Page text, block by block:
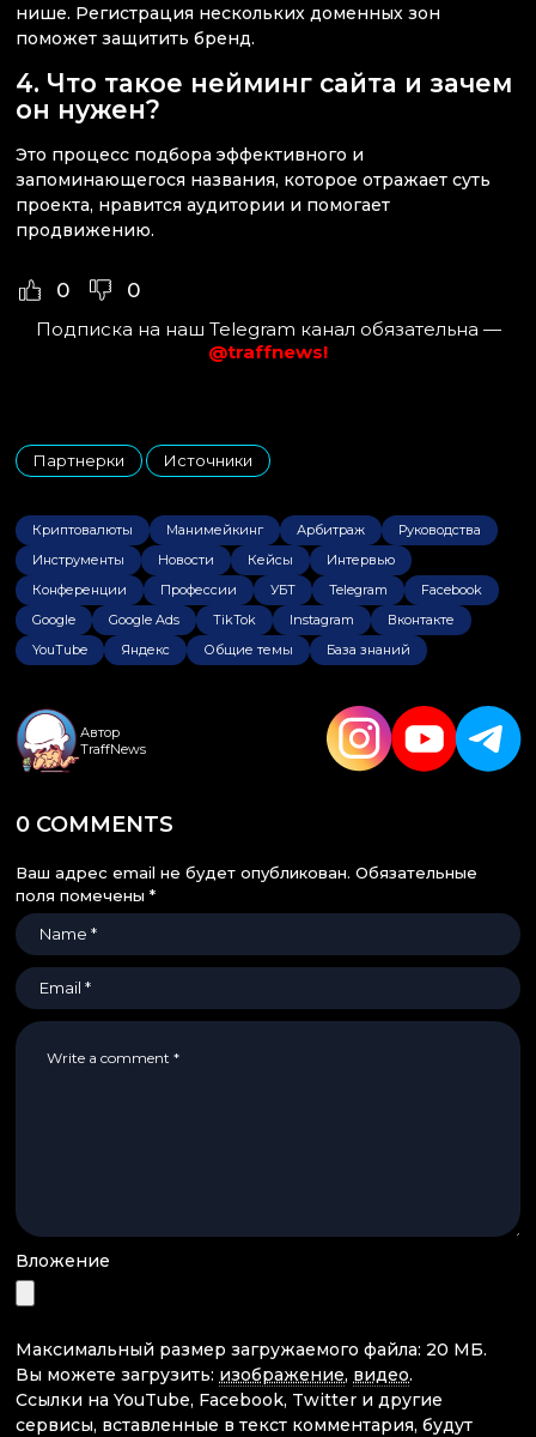
нише. Регистрация нескольких доменных зон
поможет защитить бренд.
4. Что такое нейминг сайта и зачем
он нужен?
Это процесс подбора эффективного и
запоминающегося названия, которое отражает суть
проекта, нравится аудитории и помогает
продвижению.
0 0
Подписка на наш Telegram канал обязательна —
@traffnews!
Партнерки
,
Источники
Криптовалюты Манимейкинг Арбитраж
Руководства
Инструменты
Новости Кейсы
Интервью
Конференции
Профессии УБТ Telegram
Facebook
Google
Google Ads TikTok Instagram
Вконтакте
YouTube
Яндекс Общие темы База знаний
Автор
TraffNews
0 COMMENTS
Ваш адрес email не будет опубликован. Обязательные
поля помечены *
Вложение
Максимальный размер загружаемого файла: 20 МБ.
Вы можете загрузить: изображение, видео.
Ссылки на YouTube, Facebook, Twitter и другие
сервисы, вставленные в текст комментария, будут